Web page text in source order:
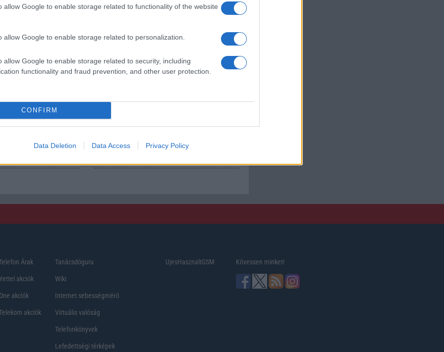
allow Google to enable storage related to functionality of the website
allow Google to enable storage related to personalization.
allow Google to enable storage related to security, including
functionality and fraud prevention, and other user protection.
CONFIRM
Data Deletion Data Access Privacy Policy
új mesterséges
és továbbfejlesztett
Galaxy
modellek mellett a régóta pletykált
hajlítható iPhone Ultra is bemutatkozhat,
találgatások továbbra is beárnyékolják a
rejtett
hat
Police
alkalmazásokra
kínál, amelyek
Ez a rejtett Samsung
funkció teljesen
mégsem tudnak róla
2026.07.12
Az Edge Panel az egyik leghasznosabb
mindennapi használatot, miközben a Pixel
Árak
akciók
One akciók
akciók
Tanácsdóguru
Wiki
Internet sebességmérő
Virtuális valóság
Telefonkönyvek
Lefedettségi térképek
UjesHasznaltGSM Kövessen minket!